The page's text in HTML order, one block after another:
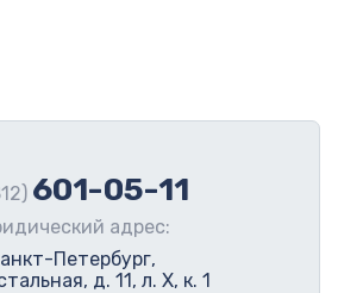
601-05-11
адрес:
Петербург,
д. 11, л. Х, к. 1